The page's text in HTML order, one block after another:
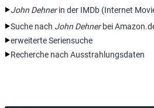
John Dehnerin der IMDb (Internet
Suche nach John Dehnerbei
erweiterte Seriensuche
Recherche nach Ausstrahlungsdaten